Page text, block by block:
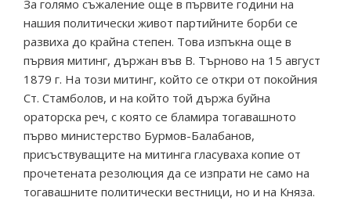
За голямо съжаление още в първите години на
нашия политически живот партийните борби се
развиха до крайна степен. Това изпъкна още в
първия митинг, държан във В. Търново на 15 август
1879 г. На този митинг, който се откри от покойния
Ст. Стамболов, и на който той държа буйна
ораторска реч, с която се бламира тогавашното
първо министерство Бурмов-Балабанов,
присъствуващите на митинга гласуваха копие от
прочетената резолюция да се изпрати не само на
тогавашните политически вестници, но и на Княза.